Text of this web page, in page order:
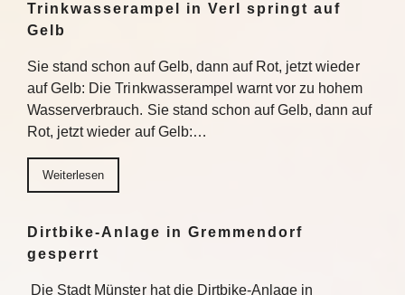
Trinkwasserampel in Verl springt auf
Gelb
Sie stand schon auf Gelb, dann auf Rot, jetzt wieder
auf Gelb: Die Trinkwasserampel warnt vor zu hohem
Wasserverbrauch. Sie stand schon auf Gelb, dann auf
Rot, jetzt wieder auf Gelb:…
Weiterlesen
Dirtbike-Anlage in Gremmendorf
gesperrt
Die Stadt Münster hat die Dirtbike-Anlage in